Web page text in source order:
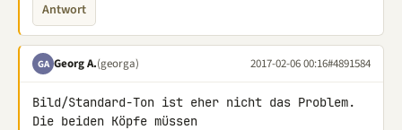
Antwort
GA Georg A.(georga) 2017-02-06 00:16#4891584
Bild/Standard-Ton ist eher nicht das Problem.
Die beiden Köpfe müssen